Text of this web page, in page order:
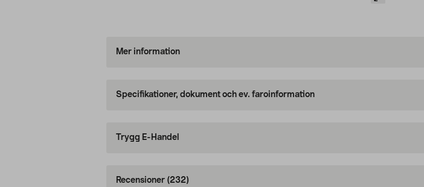
Mer information
Specifikationer, dokument och ev. faroinformation
Trygg E-Handel
Recensioner (232)